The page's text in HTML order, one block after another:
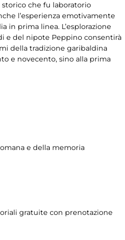
che fu laboratorio
l’esperienza emotivamente
in prima linea. L’esplorazione
e del nipote Peppino consentirà
della tradizione garibaldina
e novecento, sino alla prima
e della memoria
gratuite con prenotazione